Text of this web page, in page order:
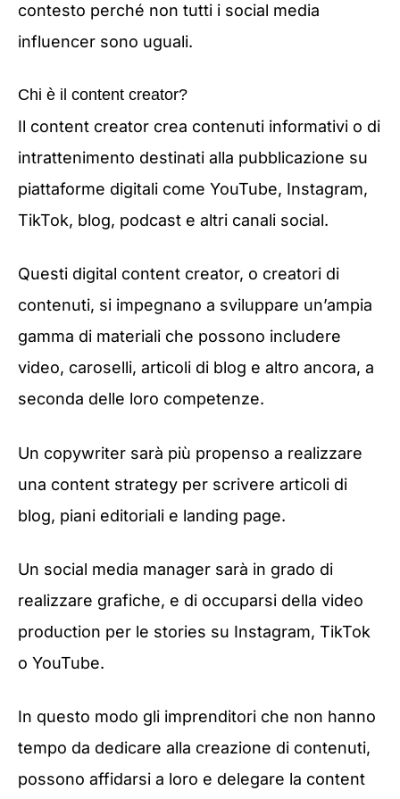
contesto perché non tutti i social media
influencer sono uguali.
Chi è il content creator?
Il content creator crea contenuti informativi o di
intrattenimento destinati alla pubblicazione su
piattaforme digitali come YouTube, Instagram,
TikTok, blog, podcast e altri canali social.
Questi digital content creator, o creatori di
contenuti, si impegnano a sviluppare un’ampia
gamma di materiali che possono includere
video, caroselli, articoli di blog e altro ancora, a
seconda delle loro competenze.
Un copywriter sarà più propenso a realizzare
una content strategy per scrivere articoli di
blog, piani editoriali e landing page.
Un social media manager sarà in grado di
realizzare grafiche, e di occuparsi della video
production per le stories su Instagram, TikTok
o YouTube.
In questo modo gli imprenditori che non hanno
tempo da dedicare alla creazione di contenuti,
possono affidarsi a loro e delegare la content